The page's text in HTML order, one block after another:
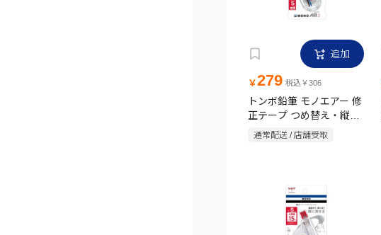
追加
￥279 税込￥306
トンボ鉛筆 モノエアー 修
正テープ つめ替え・縦引
きタイプ 5mm×10m CT-
CAX5
通常配送 / 店舗受取